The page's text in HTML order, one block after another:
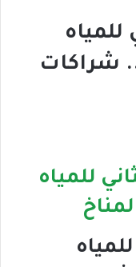
للمياه
شراكات